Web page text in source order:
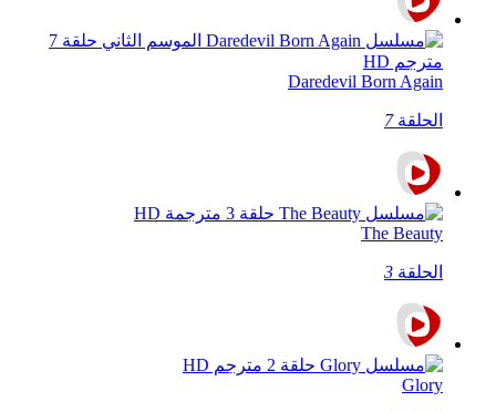
Daredevil Born Again
الحلقة7
The Beauty
الحلقة 3
Glory